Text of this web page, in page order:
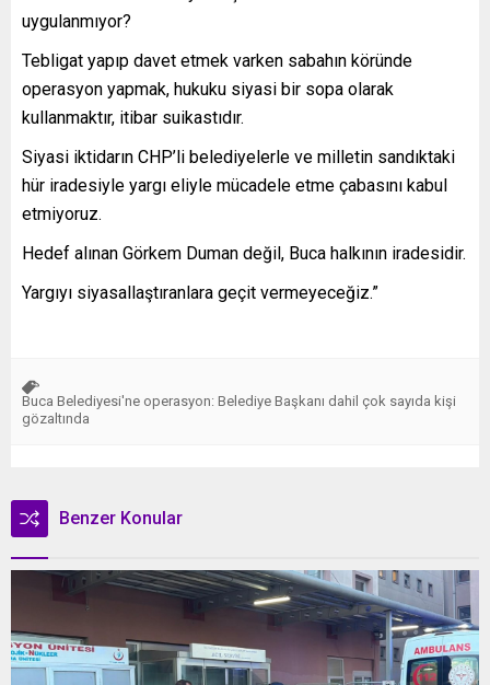
uygulanmıyor?
Tebligat yapıp davet etmek varken sabahın köründe
operasyon yapmak, hukuku siyasi bir sopa olarak
kullanmaktır, itibar suikastıdır.
Siyasi iktidarın CHP’li belediyelerle ve milletin sandıktaki
hür iradesiyle yargı eliyle mücadele etme çabasını kabul
etmiyoruz.
Hedef alınan Görkem Duman değil, Buca halkının iradesidir.
Yargıyı siyasallaştıranlara geçit vermeyeceğiz.”
Buca Belediyesi'ne operasyon: Belediye Başkanı dahil çok sayıda kişi
gözaltında
Benzer Konular